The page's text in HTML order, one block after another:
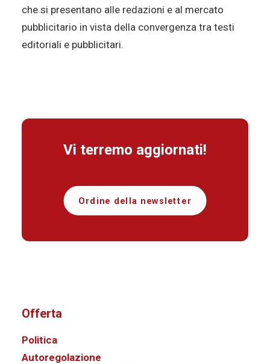
che si presentano alle redazioni e al mercato
pubblicitario in vista della convergenza tra testi
editoriali e pubblicitari.
Vi terremo aggiornati!
Ordine della newsletter
Offerta
Politica
Autoregolazione